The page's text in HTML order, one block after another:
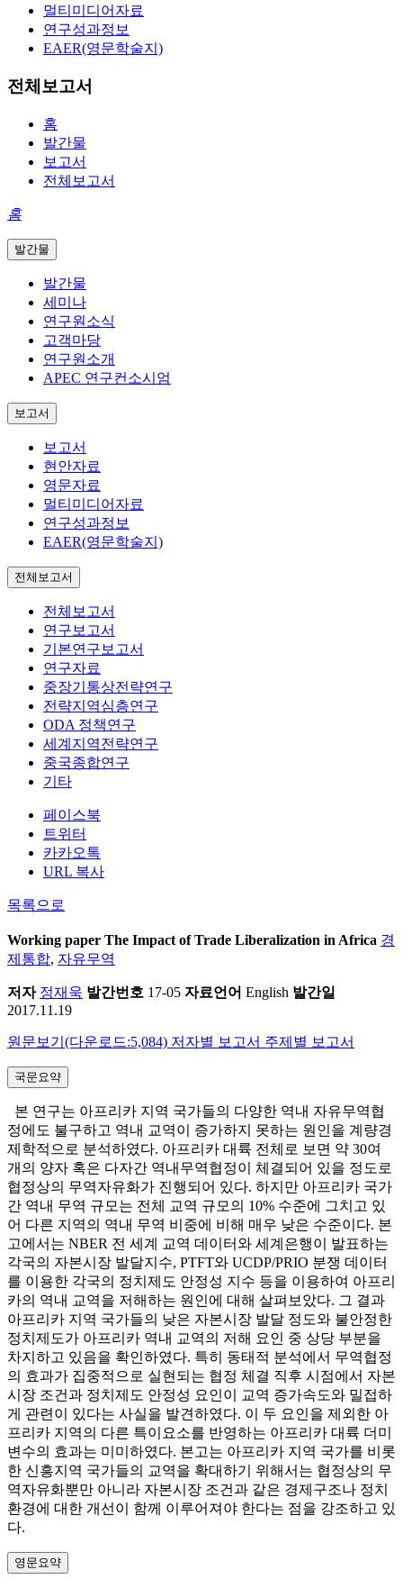
멀티미디어자료
연구성과정보
EAER(영문학술지)
전체보고서
홈
발간물
보고서
전체보고서
홈
발간물
발간물
세미나
연구원소식
고객마당
연구원소개
APEC 연구컨소시엄
보고서
보고서
현안자료
영문자료
멀티미디어자료
연구성과정보
EAER(영문학술지)
전체보고서
전체보고서
연구보고서
기본연구보고서
연구자료
중장기통상전략연구
전략지역심층연구
ODA 정책연구
세계지역전략연구
중국종합연구
기타
페이스북
트위터
카카오톡
URL 복사
목록으로
Working paper The Impact of Trade Liberalization in Africa 경
제통합, 자유무역
저자 정재욱 발간번호 17-05 자료언어 English 발간일
2017.11.19
원문보기(다운로드:5,084) 저자별 보고서 주제별 보고서
국문요약
본 연구는 아프리카 지역 국가들의 다양한 역내 자유무역협
정에도 불구하고 역내 교역이 증가하지 못하는 원인을 계량경
제학적으로 분석하였다. 아프리카 대륙 전체로 보면 약 30여
개의 양자 혹은 다자간 역내무역협정이 체결되어 있을 정도로
협정상의 무역자유화가 진행되어 있다. 하지만 아프리카 국가
간 역내 무역 규모는 전체 교역 규모의 10% 수준에 그치고 있
어 다른 지역의 역내 무역 비중에 비해 매우 낮은 수준이다. 본
고에서는 NBER 전 세계 교역 데이터와 세계은행이 발표하는
각국의 자본시장 발달지수, PTFT와 UCDP/PRIO 분쟁 데이터
를 이용한 각국의 정치제도 안정성 지수 등을 이용하여 아프리
카의 역내 교역을 저해하는 원인에 대해 살펴보았다. 그 결과
아프리카 지역 국가들의 낮은 자본시장 발달 정도와 불안정한
정치제도가 아프리카 역내 교역의 저해 요인 중 상당 부분을
차지하고 있음을 확인하였다. 특히 동태적 분석에서 무역협정
의 효과가 집중적으로 실현되는 협정 체결 직후 시점에서 자본
시장 조건과 정치제도 안정성 요인이 교역 증가속도와 밀접하
게 관련이 있다는 사실을 발견하였다. 이 두 요인을 제외한 아
프리카 지역의 다른 특이요소를 반영하는 아프리카 대륙 더미
변수의 효과는 미미하였다. 본고는 아프리카 지역 국가를 비롯
한 신흥지역 국가들의 교역을 확대하기 위해서는 협정상의 무
역자유화뿐만 아니라 자본시장 조건과 같은 경제구조나 정치
환경에 대한 개선이 함께 이루어져야 한다는 점을 강조하고 있
다.
영문요약